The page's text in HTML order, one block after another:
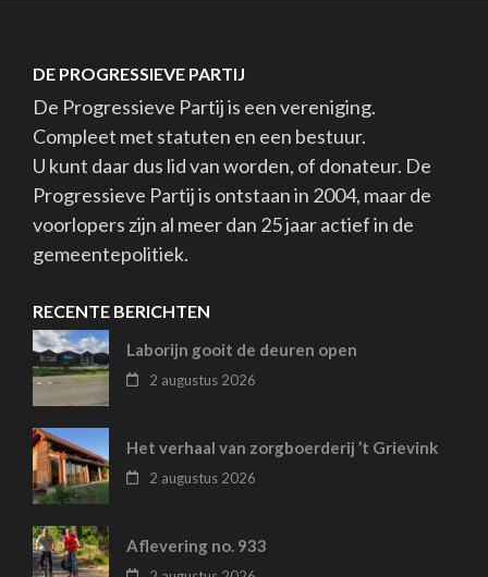
DE PROGRESSIEVE PARTIJ
De Progressieve Partij is een vereniging.
Compleet met statuten en een bestuur.
U kunt daar dus lid van worden, of donateur. De
Progressieve Partij is ontstaan in 2004, maar de
voorlopers zijn al meer dan 25 jaar actief in de
gemeentepolitiek.
RECENTE BERICHTEN
Laborijn gooit de deuren open
2 augustus 2026
Het verhaal van zorgboerderij ’t Grievink
2 augustus 2026
Aflevering no. 933